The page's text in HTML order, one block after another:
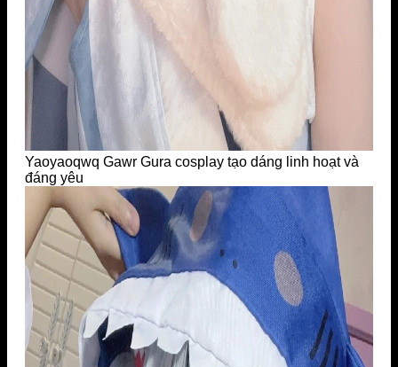
Yaoyaoqwq Gawr Gura cosplay tạo dáng linh hoạt và
đáng yêu